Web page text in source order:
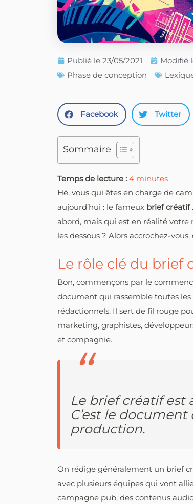
Publié le 23/05/2021 Modifié
Phase de conception
Facebook Twitter
Sommaire
Temps de lecture : 4 minutes
Hé, vous qui êtes en charge de
aujourd’hui : le fameux brief créatif
abord, mais qui est en réalité
les dessous ? Alors accrochez-
Le rôle clé du brief
Bon, commençons par le
document qui rassemble toutes
rédactionnels. Il sert de fil rouge
marketing, graphistes,
et compagnie.
Le brief créatif
C’est le
production.
On rédige généralement un brief
avec plusieurs équipes qui vont
campagne pub, des contenus